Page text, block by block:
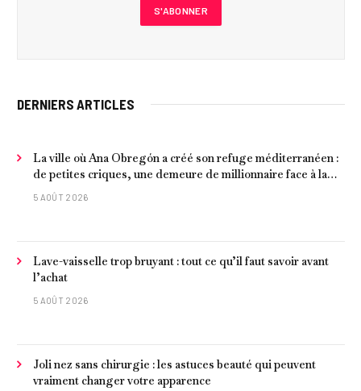
DERNIERS ARTICLES
La ville où Ana Obregón a créé son refuge méditerranéen :
de petites criques, une demeure de millionnaire face à la
mer et les meilleurs fruits de mer
5 AOÛT 2026
Lave-vaisselle trop bruyant : tout ce qu’il faut savoir avant
l’achat
5 AOÛT 2026
Joli nez sans chirurgie : les astuces beauté qui peuvent
vraiment changer votre apparence